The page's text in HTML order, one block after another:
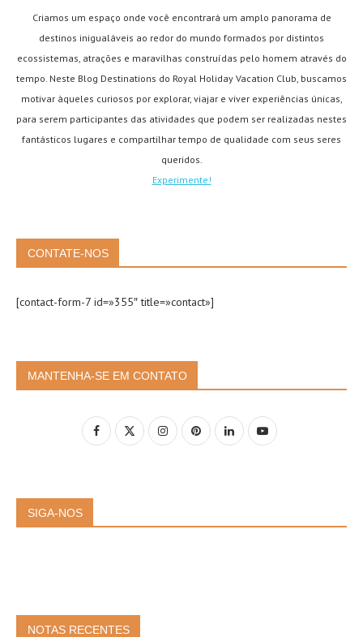
Criamos um espaço onde você encontrará um amplo panorama de
destinos inigualáveis ao redor do mundo formados por distintos
ecossistemas, atrações e maravilhas construídas pelo homem através do
tempo. Neste Blog Destinations do Royal Holiday Vacation Club, buscamos
motivar àqueles curiosos por explorar, viajar e viver experiências únicas,
para serem participantes das atividades que podem ser realizadas nestes
fantásticos lugares e compartilhar tempo de qualidade com seus seres
queridos.
Experimente!
CONTATE-NOS
[contact-form-7 id=»355″ title=»contact»]
MANTENHA-SE EM CONTATO
SIGA-NOS
NOTAS RECENTES